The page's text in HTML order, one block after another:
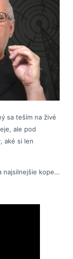
sa teším na živé
ale pod
aké si len
najsilnejšie kope…